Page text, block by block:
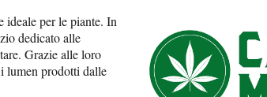
per le piante. In
dedicato alle
Grazie alle loro
lumen prodotti dalle